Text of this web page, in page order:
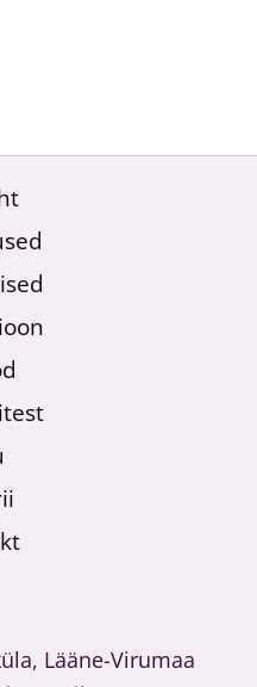
Lääne-Virumaa